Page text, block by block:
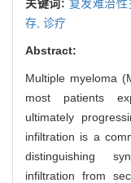
关键词: 复发难治
存, 诊疗
Abstract:
Multiple myeloma
most patients
ultimately
infiltration is a
distinguishing
infiltration from